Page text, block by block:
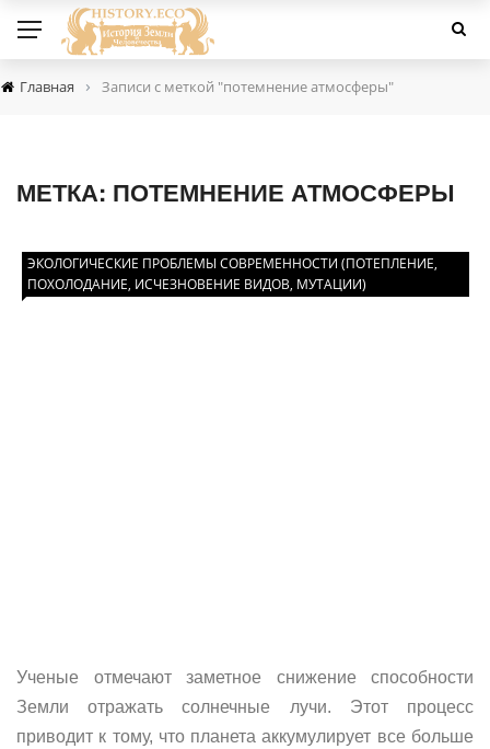
Главная › Записи с меткой "потемнение атмосферы"
МЕТКА: ПОТЕМНЕНИЕ АТМОСФЕРЫ
ЭКОЛОГИЧЕСКИЕ ПРОБЛЕМЫ СОВРЕМЕННОСТИ (ПОТЕПЛЕНИЕ,
ПОХОЛОДАНИЕ, ИСЧЕЗНОВЕНИЕ ВИДОВ, МУТАЦИИ)
Ученые отмечают заметное снижение способности
Земли отражать солнечные лучи. Этот процесс
приводит к тому, что планета аккумулирует все больше